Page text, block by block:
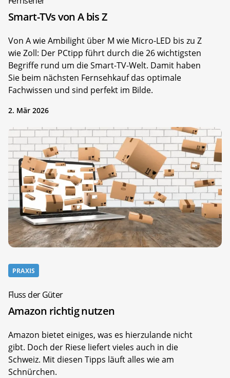
Smart-TVs von A bis Z
Von A wie Ambilight über M wie Micro-LED bis zu Z
wie Zoll: Der PCtipp führt durch die 26 wichtigsten
Begriffe rund um die Smart-TV-Welt. Damit haben
Sie beim nächsten Fernsehkauf das optimale
Fachwissen und sind perfekt im Bilde.
2. Mär 2026
PRAXIS
Fluss der Güter
Amazon richtig nutzen
Amazon bietet einiges, was es hierzulande nicht
gibt. Doch der Riese liefert vieles auch in die
Schweiz. Mit diesen Tipps läuft alles wie am
Schnürchen.